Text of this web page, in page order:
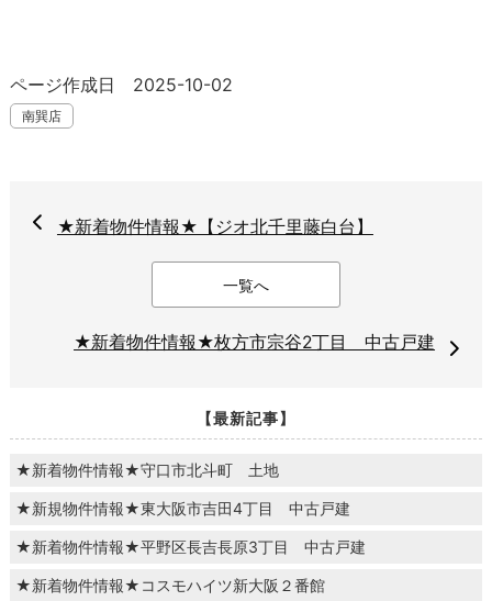
ページ作成日 2025-10-02
南巽店
★新着物件情報★【ジオ北千里藤白台】
一覧へ
★新着物件情報★枚方市宗谷2丁目 中古戸建
【最新記事】
★新着物件情報★守口市北斗町 土地
★新規物件情報★東大阪市吉田4丁目 中古戸建
★新着物件情報★平野区長吉長原3丁目 中古戸建
★新着物件情報★コスモハイツ新大阪２番館